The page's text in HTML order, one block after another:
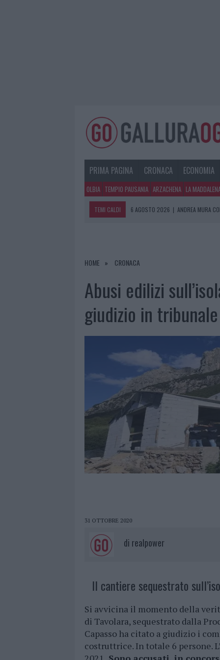
PRIMA PAGINA CRONACA ECONOMIA
OLBIA TEMPIO PAUSANIA ARZACHENA LA
TEMI CALDI 6 AGOSTO 2026 | ANDREA MURA
6 AGOSTO 2026 | INCENDI, A SAN PASQUALE
HOME CRONACA
Abusi edilizi
giudizio in tribunale
31 OTTOBRE 2020
di realpower
Il cantiere sequestrato
Si avvicina il momento della
di Tavolara, sequestrato dalla
Capasso ha citato a giudizio i
costruttrice. In totale 6 persone.